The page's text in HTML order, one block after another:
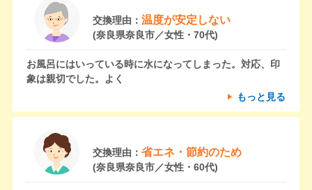
交換理由： 温度が安定しない
(奈良県奈良市／女性・70代)
お風呂にはいっている時に水になってしまった。対応、印
象は親切でした。よく
もっと見る
交換理由： 省エネ・節約のため
(奈良県奈良市／女性・60代)